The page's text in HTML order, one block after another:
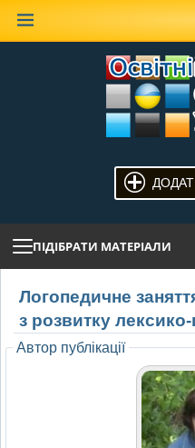
ПІДІБРАТИ МАТЕРІАЛИ
Логопедичне заняття
з розвитку
Автор публікації